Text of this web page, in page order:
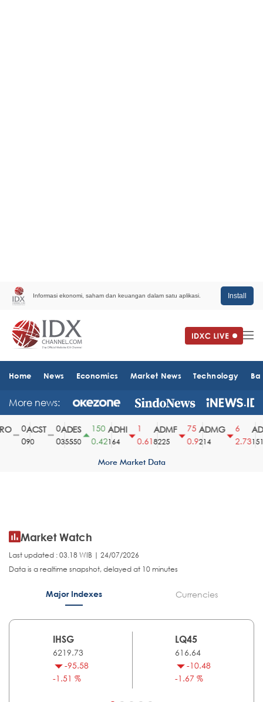
Informasi ekonomi, saham dan keuangan dalam satu aplikasi. Install
Home News Economics Market News Technology
More news:
ACST
90
ADES
35550
150
0.42
ADHI
164
0.61
ADMF
8225
75
0.9
ADMG
214
2.731510
More Market Data
Market Watch
Last updated : 03.18 WIB | 24/07/2026
Data is a realtime snapshot, delayed at 10 minutes
Major Indexes Currencies
IHSG
6219.73
-95.58
-1.51 %
LQ45
616.64
-10.48
-1.67 %